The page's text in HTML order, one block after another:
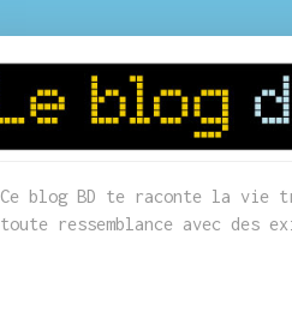
Ce blog BD te raconte la vie
toute ressemblance avec des